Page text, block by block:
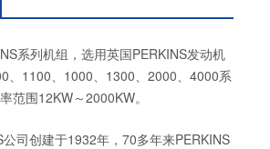
系列机组，选用英国PERKINS发动机
、1100、1000、1300、2000、4000系
范围12KW～2000KW。
司创建于1932年，70多年来PERKINS